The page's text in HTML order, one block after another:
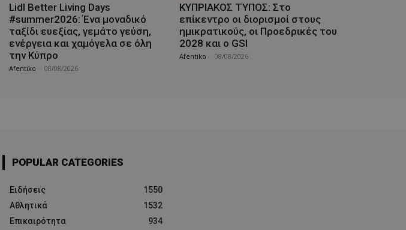
Lidl Better Living Days
#summer2026: Ένα μοναδικό
ταξίδι ευεξίας, γεμάτο γεύση,
ενέργεια και χαμόγελα σε όλη
την Κύπρο
Afentiko 08/08/2026
ΚΥΠΡΙΑΚΟΣ ΤΥΠΟΣ: Στο
επίκεντρο οι διορισμοί στους
ημικρατικούς, οι Προεδρικές του
2028 και ο GSI
Afentiko 08/08/2026
POPULAR CATEGORIES
Ειδήσεις
1550
Αθλητικά
1532
Επικαιρότητα
934